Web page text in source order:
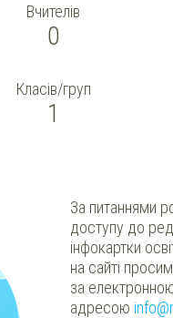
Вчителів
0
Класів/груп
1
За питаннями
доступу до
інфокартки
на сайті
за
адресою